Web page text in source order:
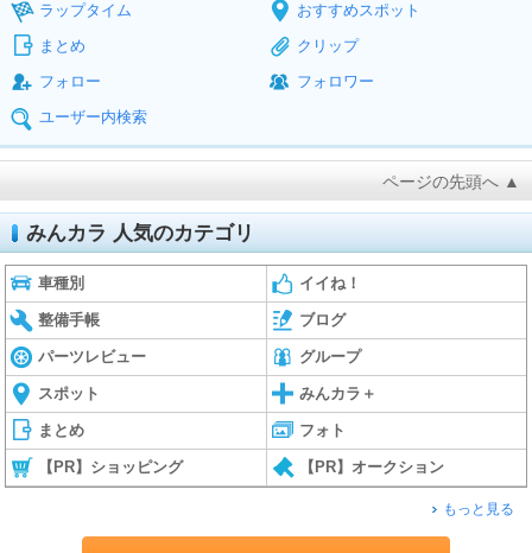
ラップタイム
おすすめスポット
まとめ
クリップ
フォロー
フォロワー
ユーザー内検索
ページの先頭へ ▲
みんカラ 人気のカテゴリ
車種別 イイね！
整備手帳 ブログ
パーツレビュー グループ
スポット みんカラ＋
まとめ フォト
【PR】ショッピング 【PR】オークション
もっと見る